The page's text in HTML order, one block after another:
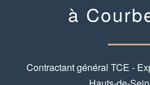
à
Contractant général TCE -